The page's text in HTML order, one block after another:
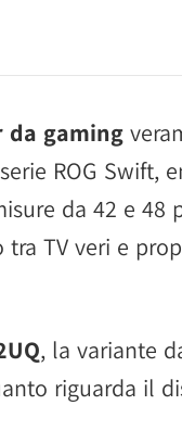
da gaming
ROG Swift,
da 42 e 48
TV veri e
, la variante
riguarda il